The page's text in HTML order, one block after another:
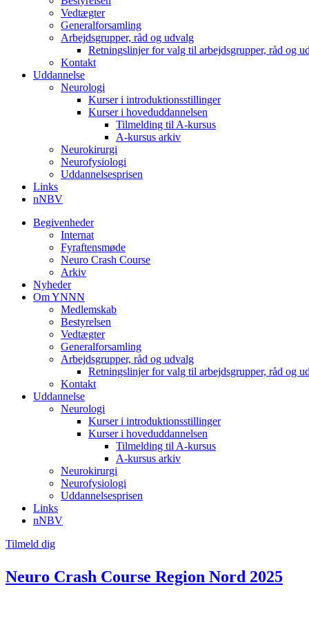
Vedtægter
Generalforsamling
Arbejdsgrupper, råd og udvalg
Retningslinjer for valg til arbejdsgrupper, råd og
Kontakt
Uddannelse
Neurologi
Kurser i introduktionsstillinger
Kurser i hoveduddannelsen
Tilmelding til A-kursus
A-kursus arkiv
Neurokirurgi
Neurofysiologi
Uddannelsesprisen
Links
nNBV
Begivenheder
Internat
Fyraftensmøde
Neuro Crash Course
Arkiv
Nyheder
Om YNNN
Medlemskab
Bestyrelsen
Vedtægter
Generalforsamling
Arbejdsgrupper, råd og udvalg
Retningslinjer for valg til arbejdsgrupper, råd og
Kontakt
Uddannelse
Neurologi
Kurser i introduktionsstillinger
Kurser i hoveduddannelsen
Tilmelding til A-kursus
A-kursus arkiv
Neurokirurgi
Neurofysiologi
Uddannelsesprisen
Links
nNBV
Tilmeld dig
Neuro Crash Course Region Nord 2025